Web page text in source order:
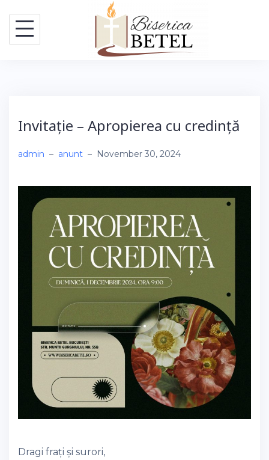
content
Invitație – Apropierea cu credință
admin – anunt – November 30, 2024
Dragi frați și surori,